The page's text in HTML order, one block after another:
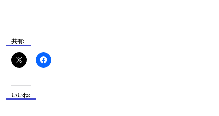
共有:
いいね: